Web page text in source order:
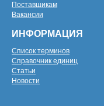
Поставщикам
Вакансии
ИНФОРМАЦИЯ
Список терминов
Справочник единиц
Статьи
Новости